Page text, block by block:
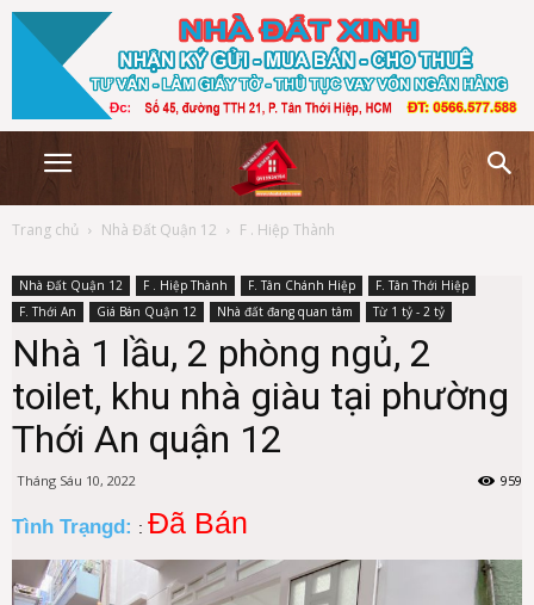
Trang chủ Nhà Đất Quận 12 F . Hiệp Thành
Nhà Đất Quận 12 F . Hiệp Thành F. Tân Chánh Hiệp
F. Tân Thới Hiệp
F. Thới An
Giá Bán Quận 12 Nhà đất đang quan tâm Từ 1 tỷ - 2 tỷ
Nhà 1 lầu, 2 phòng ngủ, 2
toilet, khu nhà giàu tại phường
Thới An quận 12
Tháng Sáu 10, 2022 959
Tình Trạngd: : Đã Bán